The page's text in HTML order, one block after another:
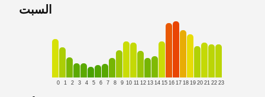
السبت
0 1 2 3 4 5 6 7 8 9 10 11 12 13 14 15 16 17 18 19 20 21 22 23